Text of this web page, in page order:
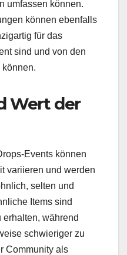
umfassen können.
können ebenfalls
für das
sind und von den
Wert der
Events können
variieren und werden
selten und
Items sind
während
schwieriger zu
Community als